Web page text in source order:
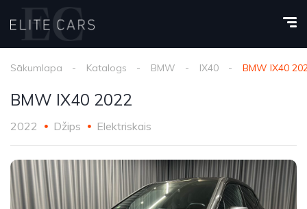
Sākumlapa Katalogs BMW IX40 BMW IX40
BMW IX40 2022
2022 Džips Elektriskais